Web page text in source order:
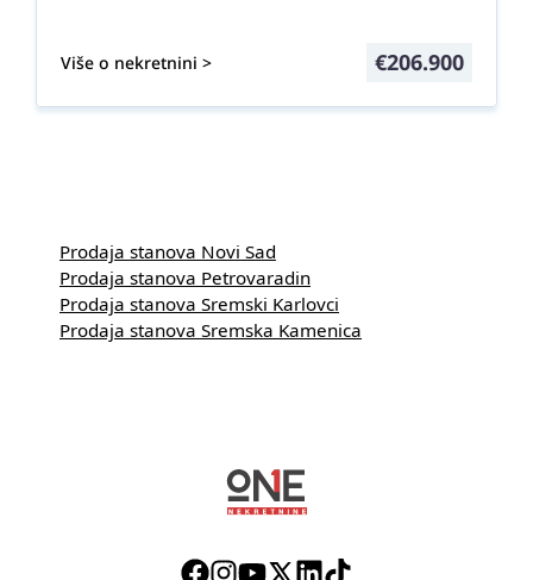
Više o nekretnini > €206.900
Prodaja stanova Novi Sad
Prodaja stanova Petrovaradin
Prodaja stanova Sremski Karlovci
Prodaja stanova Sremska Kamenica